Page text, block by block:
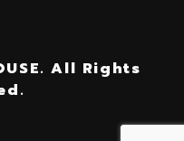
All Rights